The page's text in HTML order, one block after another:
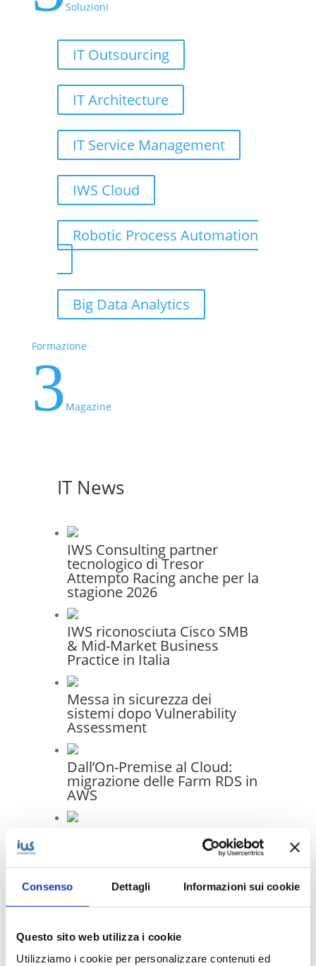
Consenso Dettagli Informazioni sui cookie
Questo sito web utilizza i cookie
Utilizziamo i cookie per personalizzare contenuti ed
Soluzioni
IT Outsourcing
IT Architecture
IT Service Management
IWS Cloud
Robotic Process Automation
Big Data Analytics
Formazione
3 Magazine
IT News
IWS Consulting partner
tecnologico di Tresor
Attempto Racing anche per la
stagione 2026
IWS riconosciuta Cisco SMB
& Mid-Market Business
Practice in Italia
Messa in sicurezza dei
sistemi dopo Vulnerability
Assessment
Dall’On-Premise al Cloud:
migrazione delle Farm RDS in
AWS
Infrastruttura moderna e
gestione unificata: il progetto
di migrazione IT per Generale
Elettriche S.p.A.
In evidenza